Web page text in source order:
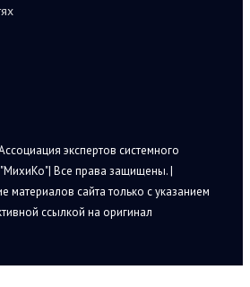
экспертов системного
Все права защищены. |
материалов сайта только с указанием
ссылкой на оригинал